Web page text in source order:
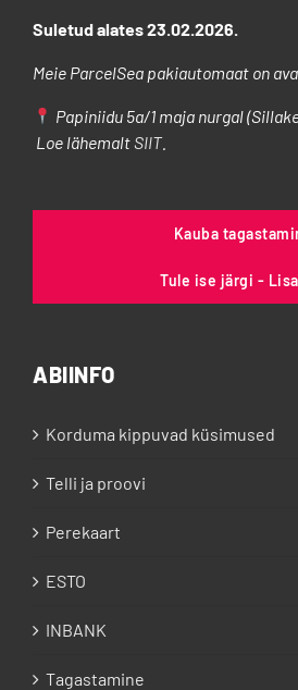
Suletud alates 23.02.2026.
Meie ParcelSea pakiautomaat on
Papiniidu 5a/1 maja nurgal
Loe lähemaltSIIT.
Kauba
Tule ise järgi -
ABIINFO
Korduma kippuvad küsimused
Telli ja proovi
Perekaart
ESTO
INBANK
Tagastamine